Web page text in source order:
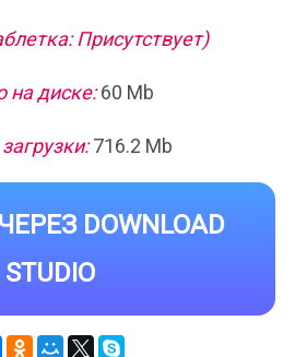
Присутствует)
на диске:60 Mb
716.2 Mb
DOWNLOAD
STUDIO